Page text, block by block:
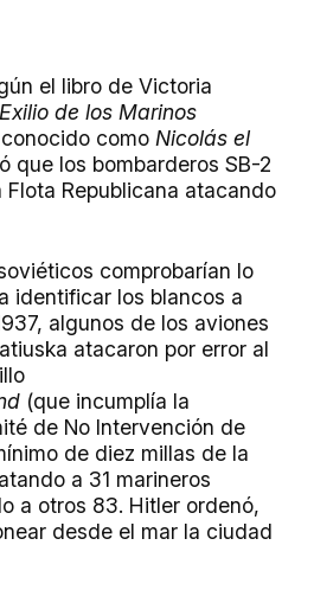
el libro de Victoria
de los Marinos
como Nicolás el
que los bombarderos SB-2
Flota Republicana atacando
comprobarían lo
identificar los blancos a
algunos de los aviones
atacaron por error al
(que incumplía la
de No Intervención de
de diez millas de la
a 31 marineros
a otros 83. Hitler ordenó,
desde el mar la ciudad